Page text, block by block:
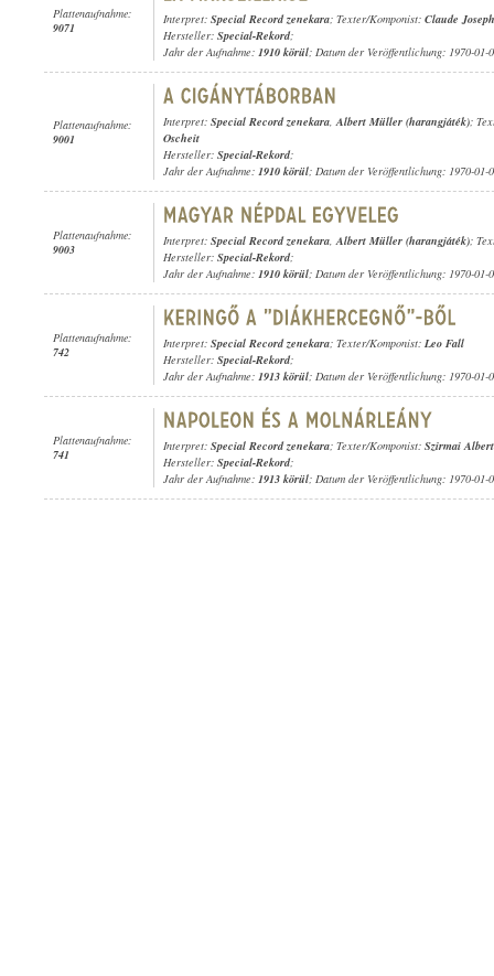
Plattenaufnahme:
9071
Interpret: Special Record zenekara; Texter/Komponist: Claude
Hersteller: Special-Rekord;
Jahr der Aufnahme: 1910 körül; Datum der Veröffentlichung: 1970-01-
Plattenaufnahme:
9001
Interpret: Special Record zenekara,Albert Müller (harangjáték);
Oscheit
Hersteller: Special-Rekord;
Jahr der Aufnahme: 1910 körül; Datum der Veröffentlichung: 1970-01-
Plattenaufnahme:
9003
Interpret: Special Record zenekara,Albert Müller (harangjáték);
Hersteller: Special-Rekord;
Jahr der Aufnahme: 1910 körül; Datum der Veröffentlichung: 1970-01-
Plattenaufnahme:
742
Interpret: Special Record zenekara; Texter/Komponist: Leo Fall
Hersteller: Special-Rekord;
Jahr der Aufnahme: 1913 körül; Datum der Veröffentlichung: 1970-01-
Plattenaufnahme:
741
Interpret: Special Record zenekara; Texter/Komponist: Szirmai Albert
Hersteller: Special-Rekord;
Jahr der Aufnahme: 1913 körül; Datum der Veröffentlichung: 1970-01-